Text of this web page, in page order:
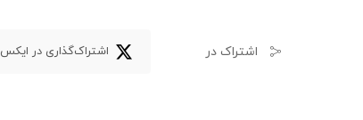
اشتراک در اشتراک‌گذاری در ایکس